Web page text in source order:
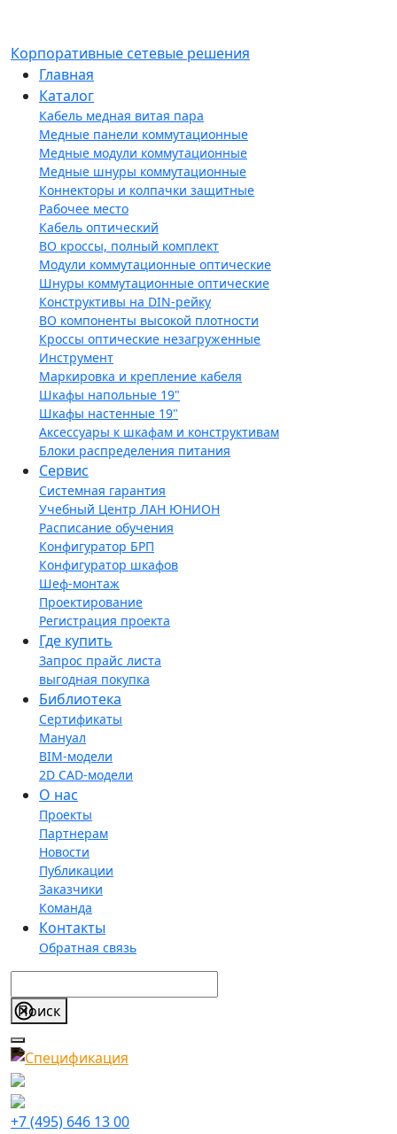
Корпоративные сетевые решения
Главная
Каталог
Кабель медная витая пара
Медные панели коммутационные
Медные модули коммутационные
Медные шнуры коммутационные
Коннекторы и колпачки защитные
Рабочее место
Кабель оптический
ВО кроссы, полный комплект
Модули коммутационные оптические
Шнуры коммутационные оптические
Конструктивы на DIN-рейку
ВО компоненты высокой плотности
Кроссы оптические незагруженные
Инструмент
Маркировка и крепление кабеля
Шкафы напольные 19"
Шкафы настенные 19"
Аксессуары к шкафам и конструктивам
Блоки распределения питания
Сервис
Системная гарантия
Учебный Центр ЛАН ЮНИОН
Расписание обучения
Конфигуратор БРП
Конфигуратор шкафов
Шеф-монтаж
Проектирование
Регистрация проекта
Где купить
Запрос прайс листа
выгодная покупка
Библиотека
Сертификаты
Мануал
BIM-модели
2D CAD-модели
О нас
Проекты
Партнерам
Новости
Публикации
Заказчики
Команда
Контакты
Обратная связь
+7 (495) 646 13 00